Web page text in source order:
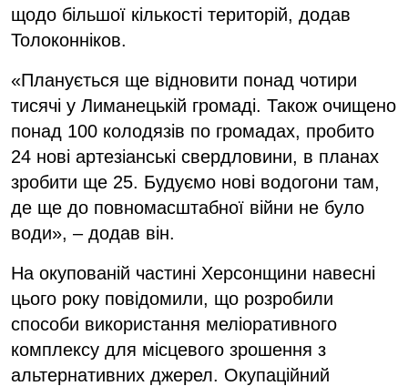
щодо більшої кількості територій, додав
Толоконніков.
«Планується ще відновити понад чотири
тисячі у Лиманецькій громаді. Також очищено
понад 100 колодязів по громадах, пробито
24 нові артезіанські свердловини, в планах
зробити ще 25. Будуємо нові водогони там,
де ще до повномасштабної війни не було
води», – додав він.
На окупованій частині Херсонщини навесні
цього року повідомили, що розробили
способи використання меліоративного
комплексу для місцевого зрошення з
альтернативних джерел. Окупаційний